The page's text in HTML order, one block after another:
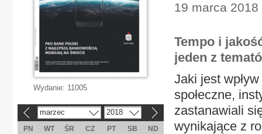
19 marca
Tempo i
jeden z
Jaki jest
społeczne,
zastanawiali
wynikające z
Wydanie: 11005
marzec 2018
PN WT ŚR CZ PT SB
ND